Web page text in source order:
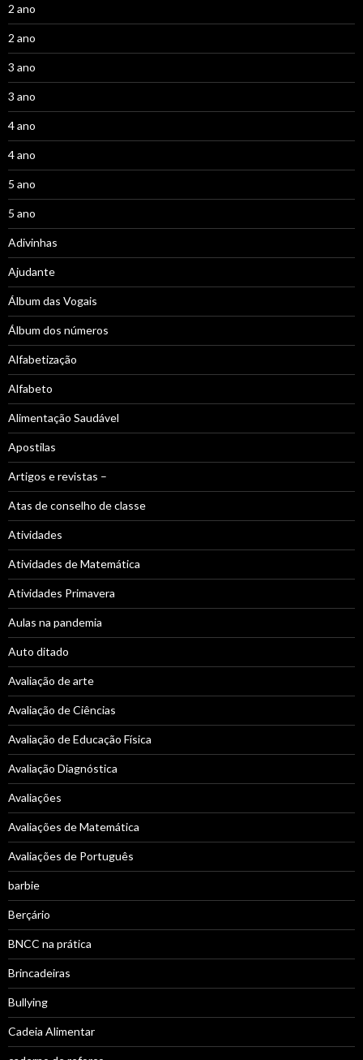
2 ano
2 ano
3 ano
3 ano
4 ano
4 ano
5 ano
5 ano
Adivinhas
Ajudante
Álbum das Vogais
Álbum dos números
Alfabetização
Alfabeto
Alimentação Saudável
Apostilas
Artigos e revistas –
Atas de conselho de classe
Atividades
Atividades de Matemática
Atividades Primavera
Aulas na pandemia
Auto ditado
Avaliação de arte
Avaliação de Ciências
Avaliação de Educação Física
Avaliação Diagnóstica
Avaliações
Avaliações de Matemática
Avaliações de Português
barbie
Berçário
BNCC na prática
Brincadeiras
Bullying
Cadeia Alimentar